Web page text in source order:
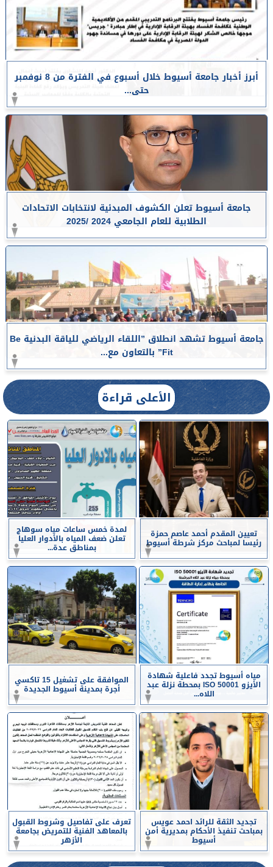
أبرز أخبار جامعة أسيوط خلال أسبوع في الفترة من 8 نوفمبر
حتى...
جامعة أسيوط تعلن الكشوف المبدئية لانتخابات الاتحادات
الطلابية للعام الجامعي 2024 /2025
جامعة أسيوط تشهد انطلاق ”اللقاء الرياضي للياقة البدنية Be
Fit” بالتعاون مع...
الأعلى قراءة
تعيين المقدم أحمد عاصم حمزة
رئيسا لمباحث مركز شرطة أسيوط
لمدة خمس ساعات مياه سوهاج
تعلن ضعف المياه بالأدوار العليا
بمناطق عدة...
مياه أسيوط تجدد فاعلية شهادة
الأيزو ISO 50001 بمحطة نزلة عبد
اللاه...
الموافقة على تشغيل 15 تاكسي
أجرة بمدينة أسيوط الجديدة
تجديد الثقة للرائد احمد عويس
بمباحث تنفيذ الأحكام بمديرية أمن
أسيوط
تعرف على تفاصيل وشروط القبول
بالمعاهد الفنية للتمريض بجامعة
الأزهر